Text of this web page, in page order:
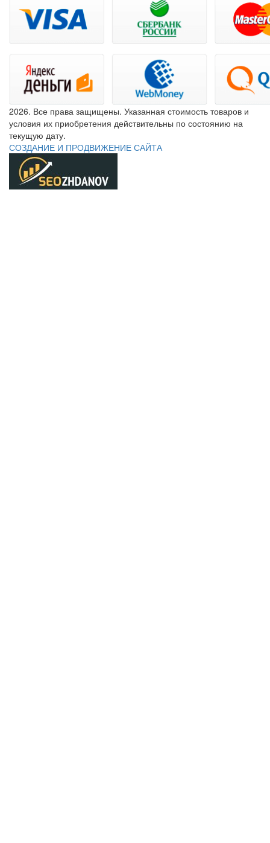
2026. Все права защищены. Указанная стоимость товаров и
условия их приобретения действительны по состоянию на
текущую дату.
СОЗДАНИЕ И ПРОДВИЖЕНИЕ САЙТА